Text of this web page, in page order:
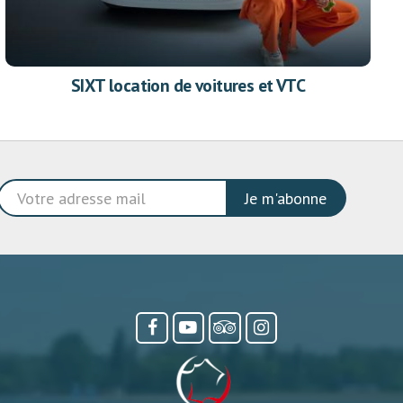
SIXT location de voitures et VTC
Je m'abonne